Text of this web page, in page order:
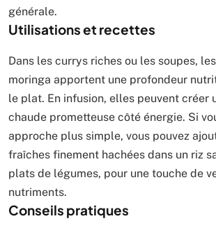
générale.
Utilisations et recettes
Dans les currys riches ou les soupes,
moringa apportent une profondeur
le plat. En infusion, elles peuvent créer
chaude prometteuse côté énergie. Si
approche plus simple, vous pouvez
fraîches finement hachées dans un riz
plats de légumes, pour une touche de
nutriments.
Conseils pratiques